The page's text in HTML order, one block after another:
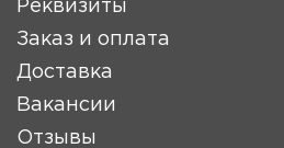
Реквизиты
Заказ и оплата
Доставка
Вакансии
Отзывы